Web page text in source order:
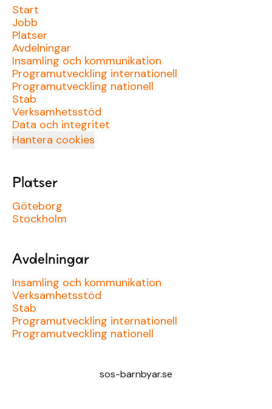
Start
Jobb
Platser
Avdelningar
Insamling och kommunikation
Programutveckling internationell
Programutveckling nationell
Stab
Verksamhetsstöd
Data och integritet
Hantera cookies
Platser
Göteborg
Stockholm
Avdelningar
Insamling och kommunikation
Verksamhetsstöd
Stab
Programutveckling internationell
Programutveckling nationell
sos-barnbyar.se